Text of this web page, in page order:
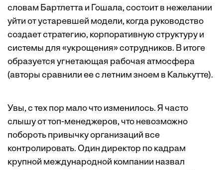
словам Бартлетта и Гошала, состоит в нежелании
уйти от устаревшей модели, когда руководство
создает стратегию, корпоративную структуру и
системы для «укрощения» сотрудников. В итоге
образуется угнетающая рабочая атмосфера
(авторы сравнили ее с летним зноем в Калькутте).
Увы, с тех пор мало что изменилось. Я часто
слышу от топ-менеджеров, что невозможно
побороть привычку организаций все
контролировать. Один директор по кадрам
крупной ­международной­­ компании назвал